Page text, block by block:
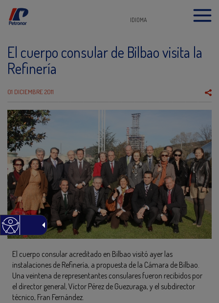
IDIOMA
El cuerpo consular de Bilbao visita la
Refinería
01 DICIEMBRE 2011
El cuerpo consular acreditado en Bilbao visitó ayer las
instalaciones de Refinería, a propuesta de la Cámara de Bilbao.
Una veintena de representantes consulares fueron recibidos por
el director general, Víctor Pérez de Guezuraga, y el subdirector
técnico, Fran Fernández.